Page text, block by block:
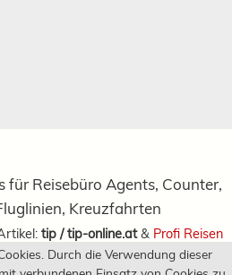
Durch die Verwendung dieser
für Reisebüro Agents, Counter,
Kreuzfahrten
tip / tip-online.at& Profi Reisen
m.b.H.